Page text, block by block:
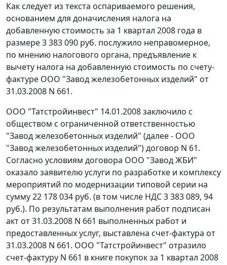
Как следует из текста оспариваемого решения,
основанием для доначисления налога на
добавленную стоимость за 1 квартал 2008 года в
размере 3 383 090 руб. послужило неправомерное,
по мнению налогового органа, предъявление к
вычету налога на добавленную стоимость по счету-
фактуре ООО "Завод железобетонных изделий" от
31.03.2008 N 661.
ООО "Татстройинвест" 14.01.2008 заключило с
обществом с ограниченной ответственностью
"Завод железобетонных изделий" (далее - ООО
"Завод железобетонных изделий") договор N 61.
Согласно условиям договора ООО "Завод ЖБИ"
оказало заявителю услуги по разработке и комплексу
мероприятий по модернизации типовой серии на
сумму 22 178 034 руб. (в том числе НДС 3 383 089, 94
руб.). По результатам выполнения работ подписан
акт от 31.03.2008 N 661 выполненных работ и
предоставленных услуг, выставлена счет-фактура от
31.03.2008 N 661. ООО "Татстройинвест" отразило
счет-фактуру N 661 в книге покупок за 1 квартал 2008